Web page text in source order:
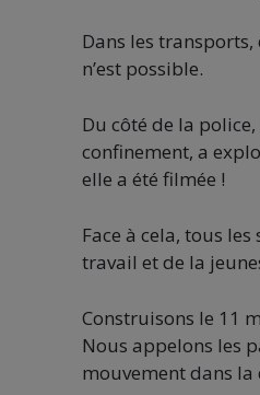
Dans les
n’est possible.
Du côté de la
confinement, a
elle a été filmée !
Face à cela, tous
travail et de la
Construisons le 11
Nous appelons les
mouvement dans la